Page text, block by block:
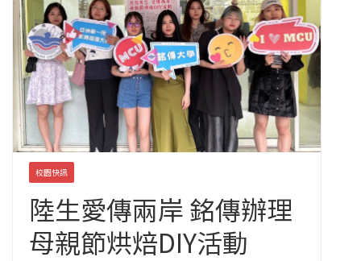
校園快訊
陸生愛傳兩岸 銘傳辦理
母親節烘焙DIY活動